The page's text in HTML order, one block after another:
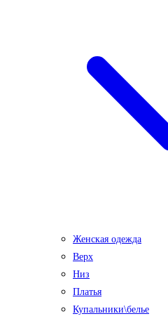
Женская одежда
Верх
Низ
Платья
Купальники\белье